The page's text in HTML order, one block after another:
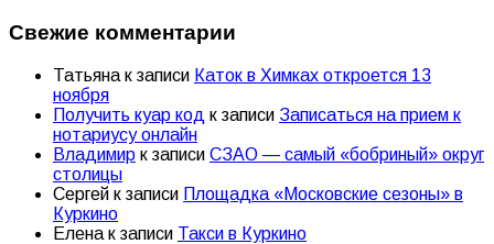
Свежие комментарии
Татьяна к записи Каток в Химках откроется 13
ноября
Получить куар код к записи Записаться на прием к
нотариусу онлайн
Владимир к записи СЗАО — самый «бобриный» округ
столицы
Сергей к записи Площадка «Московские сезоны» в
Куркино
Елена к записи Такси в Куркино